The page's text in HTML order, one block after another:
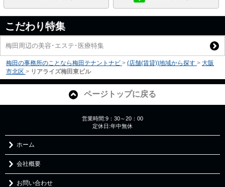
こだわり特集
梅田周辺の美容･エステ･医療特集
梅田の事務所のことなら梅田テナントナビ > (店舗(賃貸))地域から探す > 大阪
市北区 > リアライズ梅田東ビル
ページトップに戻る
営業時間:9：30～20：00
定休日:年中無休
ホーム
会社概要
お問い合わせ